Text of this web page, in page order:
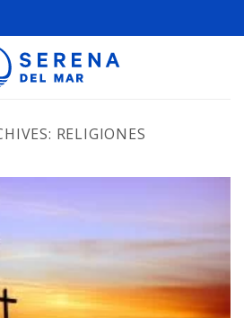
RELIGIONES